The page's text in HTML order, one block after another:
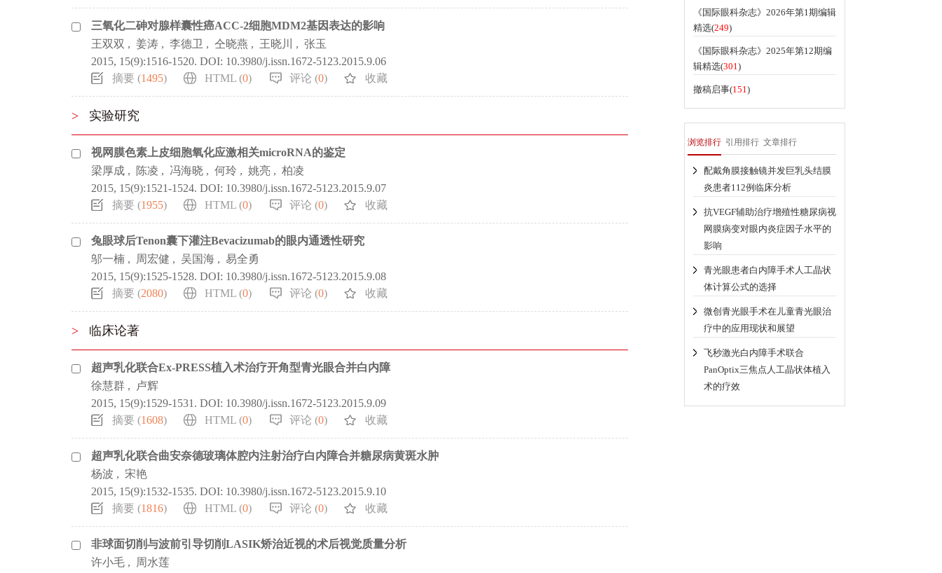
三氧化二砷对腺样囊性癌ACC-2细胞MDM2基因表达的影响
王双双 , 姜涛 , 李德卫 , 仝晓燕 , 王晓川 , 张玉
2015, 15(9):1516-1520. DOI: 10.3980/j.issn.1672-5123.2015.9.06
摘要 (1495) HTML (0) 评论 (0) 收藏
> 实验研究
视网膜色素上皮细胞氧化应激相关microRNA的鉴定
梁厚成 , 陈凌 , 冯海晓 , 何玲 , 姚亮 , 柏凌
2015, 15(9):1521-1524. DOI: 10.3980/j.issn.1672-5123.2015.9.07
摘要 (1955) HTML (0) 评论 (0) 收藏
兔眼球后Tenon囊下灌注Bevacizumab的眼内通透性研究
邬一楠 , 周宏健 , 吴国海 , 易全勇
2015, 15(9):1525-1528. DOI: 10.3980/j.issn.1672-5123.2015.9.08
摘要 (2080) HTML (0) 评论 (0) 收藏
> 临床论著
超声乳化联合Ex-PRESS植入术治疗开角型青光眼合并白内障
徐慧群 ,
卢辉
2015, 15(9):1529-1531. DOI: 10.3980/j.issn.1672-5123.2015.9.09
摘要 (1608) HTML (0) 评论 (0) 收藏
超声乳化联合曲安奈德玻璃体腔内注射治疗白内障合并糖尿病黄斑水肿
杨波 , 宋艳
2015, 15(9):1532-1535. DOI: 10.3980/j.issn.1672-5123.2015.9.10
摘要 (1816) HTML (0) 评论 (0) 收藏
非球面切削与波前引导切削LASIK矫治近视的术后视觉质量分析
许小毛 ,
周水莲
《国际眼科杂志》2026年第1期编辑
精选(249)
《国际眼科杂志》2025年第12期编
辑精选(301)
撤稿启事(151)
浏览排行 引用排行 文章排行
配戴角膜接触镜并发巨乳头结膜
炎患者112例临床分析
抗VEGF辅助治疗增殖性糖尿病视
网膜病变对眼内炎症因子水平的
影响
青光眼患者白内障手术人工晶状
体计算公式的选择
微创青光眼手术在儿童青光眼治
疗中的应用现状和展望
飞秒激光白内障手术联合
PanOptix三焦点人工晶状体植入
术的疗效